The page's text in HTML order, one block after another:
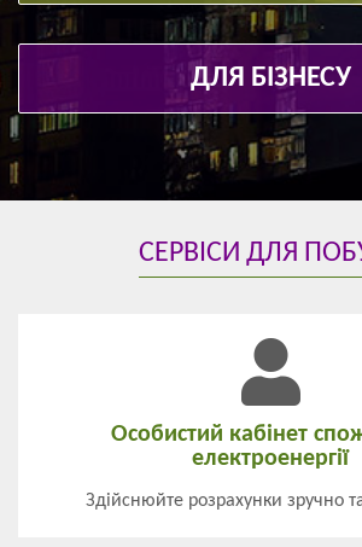
ДЛЯ БІЗНЕСУ
СЕРВІСИ ДЛЯ
Особистий кабінет
електроенергії
Здійснюйте розрахунки зручно